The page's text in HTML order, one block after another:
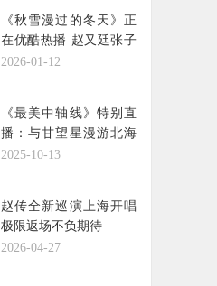
《秋雪漫过的冬天》正
在优酷热播 赵又廷张子
枫双向救赎
2026-01-12
《最美中轴线》特别直
播：与甘望星漫游北海
琼华岛，探寻中轴古建
2025-10-13
赵传全新巡演上海开唱
极限返场不负期待
2026-04-27